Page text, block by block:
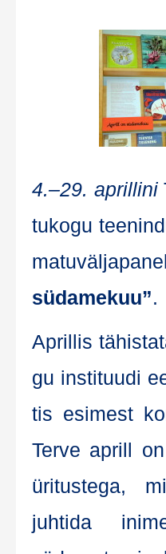
4.–29. april­li­ni
tu­ko­gu
süda­me­kuu”.
April­lis
gu ins­tituu­di
tis esi­mest
Ter­ve aprill
üri­tus­te­ga,
juhti­da